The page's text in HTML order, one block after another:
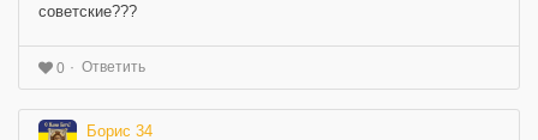
советские???
0 Ответить
Борис 34